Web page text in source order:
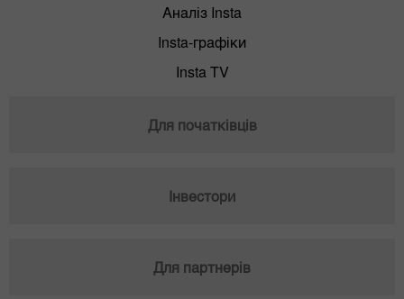
Аналіз Insta
Insta-графіки
Insta TV
Для початківців
Інвестори
Для партнерів